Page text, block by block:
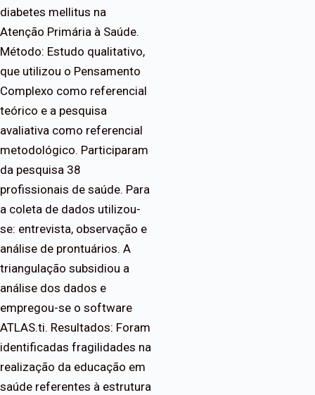
diabetes mellitus na
Atenção Primária à Saúde.
Método: Estudo qualitativo,
que utilizou o Pensamento
Complexo como referencial
teórico e a pesquisa
avaliativa como referencial
metodológico. Participaram
da pesquisa 38
profissionais de saúde. Para
a coleta de dados utilizou-
se: entrevista, observação e
análise de prontuários. A
triangulação subsidiou a
análise dos dados e
empregou-se o software
ATLAS.ti. Resultados: Foram
identificadas fragilidades na
realização da educação em
saúde referentes à estrutura